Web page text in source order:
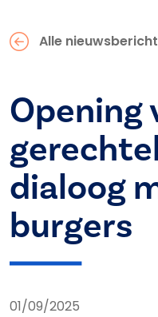
Alle
Opening
dialoog
burgers
01/09/2025